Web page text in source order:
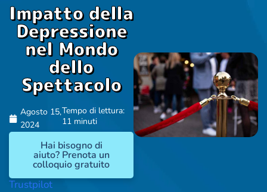
Impatto della
Depressione
nel Mondo
dello
Spettacolo
Agosto 15,
2024
Tempo di lettura:
11 minuti
Hai bisogno di
aiuto? Prenota un
colloquio gratuito
Trustpilot